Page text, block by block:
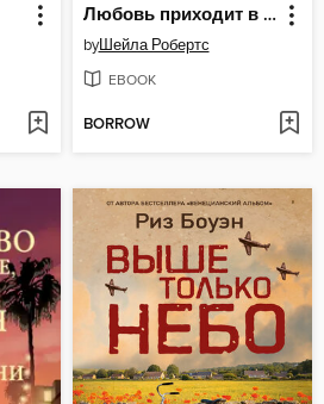
Любовь приходит в Рождество
byШейла Робертс
EBOOK
BORROW